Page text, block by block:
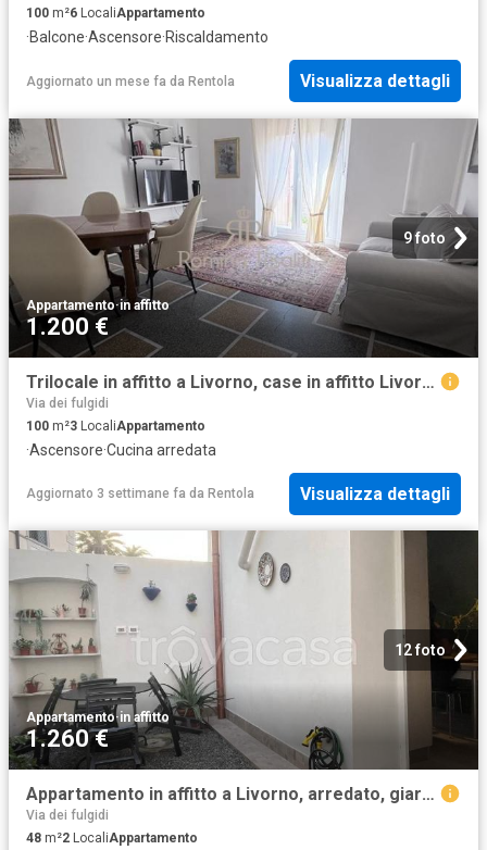
100 m²6 LocaliAppartamento
·Balcone·Ascensore·Riscaldamento
Aggiornato un mese fa da Rentola Visualizza dettagli
9 foto
Appartamento·in affitto
1.200 €
Trilocale in affitto a Livorno, case in affitto Livorno
Via dei fulgidi
100 m²3 LocaliAppartamento
·Ascensore·Cucina arredata
Aggiornato 3 settimane fa da Rentola Visualizza dettagli
12 foto
Appartamento·in affitto
1.260 €
Appartamento in affitto a Livorno, arredato, giardino privato, ristrutturato TrovaCasa
Via dei fulgidi
48 m²2 LocaliAppartamento